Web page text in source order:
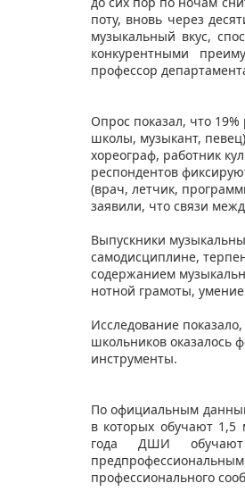
поту, вновь через
музыкальный вкус,
конкурентными
профессор
Опрос показал, что
школы, музыкант,
хореограф, работник
респондентов
(врач, летчик,
заявили, что связи
Выпускники
самодисциплине,
содержанием
нотной грамоты,
Исследование
школьников оказалось
инструменты.
По официальным
в которых обучают 1,5
года ДШИ обучают
профессионального